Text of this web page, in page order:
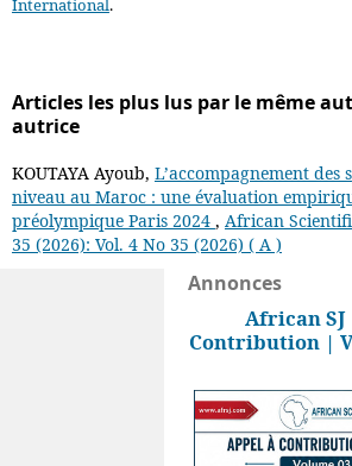
International.
Articles les plus lus par le même
autrice
KOUTAYA Ayoub, L’accompagnement
niveau au Maroc : une évaluation
préolympique Paris 2024 , African
35 (2026): Vol. 4 No 35 (2026) ( A )
Annonces
African
Contribution |